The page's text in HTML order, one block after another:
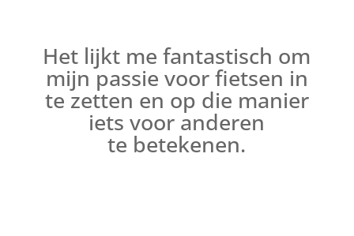
Het lijkt me fantastisch om
mijn passie voor fietsen in
te zetten en op die manier
iets voor anderen
te betekenen.